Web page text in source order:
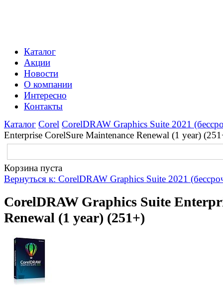
Каталог
Акции
Новости
О компании
Интересно
Контакты
Каталог Corel CorelDRAW Graphics Suite 2021
Enterprise CorelSure Maintenance Renewal (1 year)
Корзина пуста
Вернуться к: CorelDRAW Graphics Suite 2021
CorelDRAW Graphics Suite
Renewal (1 year) (251+)